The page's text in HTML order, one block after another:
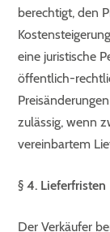
berechtigt, den
eine juristische
öffentlich-
zulässig, wenn
vereinbartem
§ 4. Lieferfristen
Der Verkäufer